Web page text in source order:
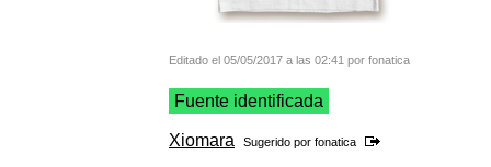
Editado el 05/05/2017 a las 02:41 por fonatica
Fuente identificada
Xiomara Sugerido por fonatica